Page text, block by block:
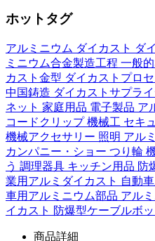
ホットタグ
アルミニウム ダイカスト ダ
ミニウム合金製造工程 一般
カスト金型 ダイカストプロ
中国鋳造 ダイカストサプラ
ネット 家庭用品 電子製品 ア
コードクリップ機械工 セキ
機械アクセサリー 照明 アル
カンパニー・ショー つり輪
う 調理器具 キッチン用品 防
業用アルミダイカスト 自動
車用アルミニウム部品 アル
イカスト 防爆型ケーブルボ
商品詳細